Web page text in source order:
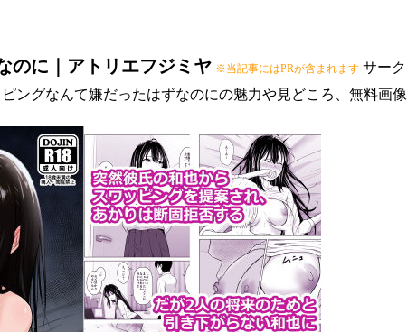
のに｜アトリエフジミヤ ※当記事にはPRが含まれます サーク
ングなんて嫌だったはずなのにの魅力や見どころ、無料画像